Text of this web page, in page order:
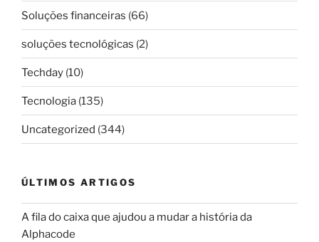
Soluções financeiras (66)
soluções tecnológicas (2)
Techday (10)
Tecnologia (135)
Uncategorized (344)
ÚLTIMOS ARTIGOS
A fila do caixa que ajudou a mudar a história da
Alphacode